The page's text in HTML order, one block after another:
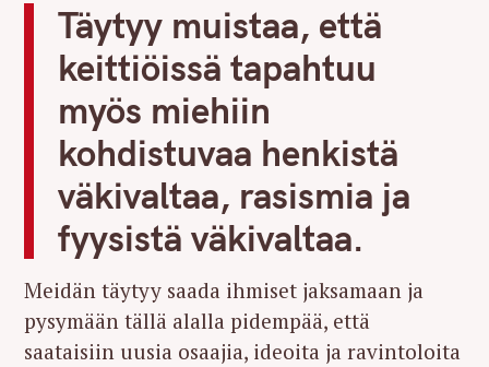
Täytyy muistaa, että
keittiöissä tapahtuu
myös miehiin
kohdistuvaa henkistä
väkivaltaa, rasismia ja
fyysistä väkivaltaa.
Meidän täytyy saada ihmiset jaksamaan ja
pysymään tällä alalla pidempää, että
saataisiin uusia osaajia, ideoita ja ravintoloita